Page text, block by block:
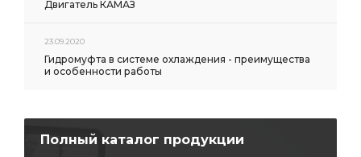
Двигатель КАМАЗ
23.09.2020
Гидромуфта в системе охлаждения - преимущества
и особенности работы
Полный каталог продукции